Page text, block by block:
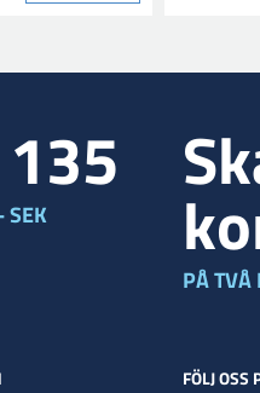
SEK
PÅ TVÅ
FÖLJ OSS